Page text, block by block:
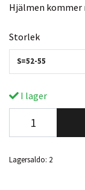
Hjälmen kommer
Storlek
S=52-55
I lager
Lagersaldo: 2